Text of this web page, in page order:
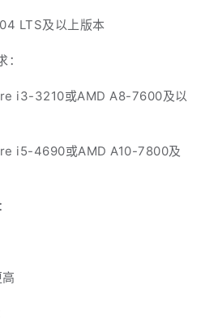
LTS及以上版本
i3-3210或AMD A8-7600及以
i5-4690或AMD A10-7800及